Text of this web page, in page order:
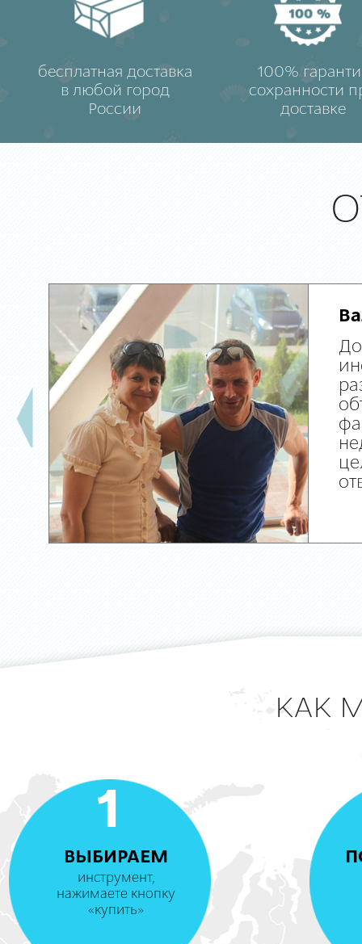
бесплатная доставка
в любой город
России
100%
сохранности
доставке
КАК
1
ВЫБИРАЕМ
инструмент,
нажимаете кнопку
«купить»